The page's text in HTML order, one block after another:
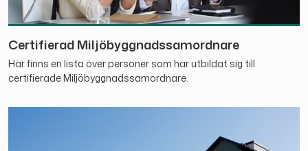
Certifierad Miljöbyggnadssamordnare
Här finns en lista över personer som har utbildat sig till
certifierade Miljöbyggnadssamordnare.